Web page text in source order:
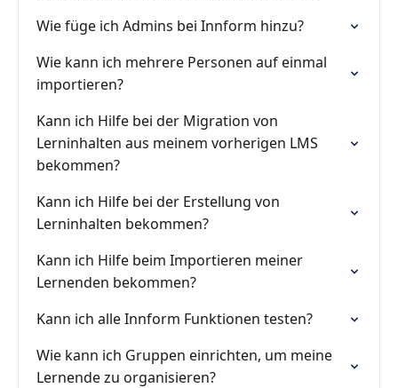
Wie füge ich Admins bei Innform hinzu?
Wie kann ich mehrere Personen auf einmal
importieren?
Kann ich Hilfe bei der Migration von
Lerninhalten aus meinem vorherigen LMS
bekommen?
Kann ich Hilfe bei der Erstellung von
Lerninhalten bekommen?
Kann ich Hilfe beim Importieren meiner
Lernenden bekommen?
Kann ich alle Innform Funktionen testen?
Wie kann ich Gruppen einrichten, um meine
Lernende zu organisieren?